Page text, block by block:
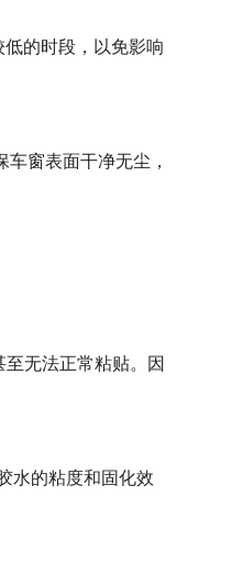
的时段，以免影响
窗表面干净无尘，
无法正常粘贴。因
水的粘度和固化效